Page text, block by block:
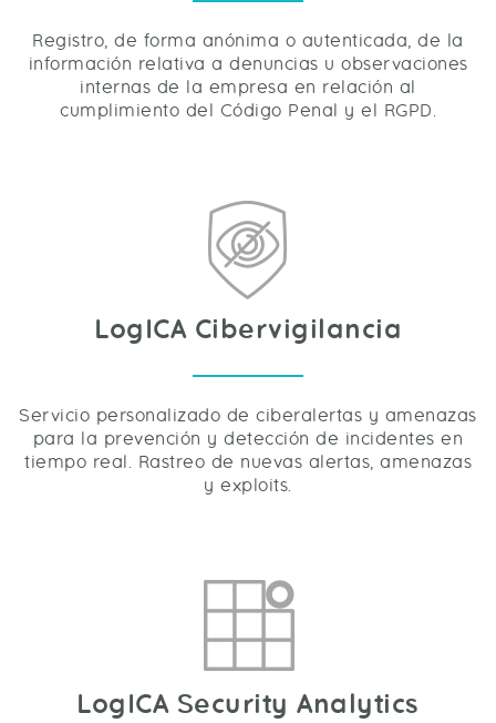
Registro, de forma anónima o autenticada, de la
información relativa a denuncias u observaciones
internas de la empresa en relación al
cumplimiento del Código Penal y el RGPD.
LogICA Cibervigilancia
Servicio personalizado de ciberalertas y amenazas
para la prevención y detección de incidentes en
tiempo real. Rastreo de nuevas alertas, amenazas
y exploits.
LogICA Security Analytics